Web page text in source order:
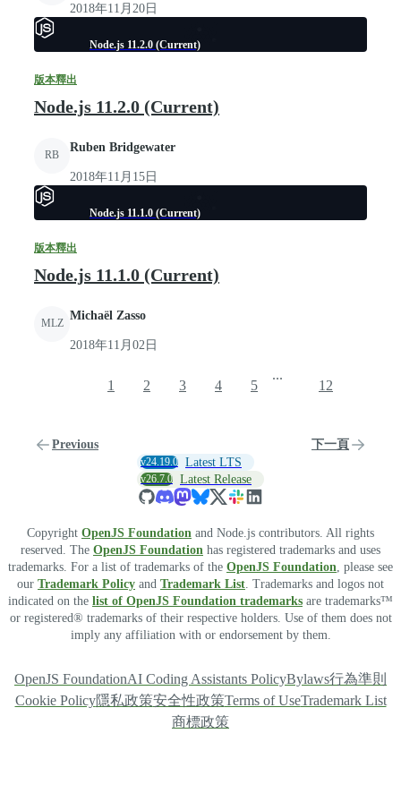
2018年11月20日
Node.js 11.2.0 (Current)
版本釋出
Node.js 11.2.0 (Current)
RB
Ruben Bridgewater
2018年11月15日
Node.js 11.1.0 (Current)
版本釋出
Node.js 11.1.0 (Current)
MLZ
Michaël Zasso
2018年11月02日
Previous
1 2 3 4 5
...
12
下一頁
v24.19.0 Latest LTS
v26.7.0 Latest Release
Copyright OpenJS Foundation and Node.js contributors. All rights
reserved. The OpenJS Foundation has registered trademarks and uses
trademarks. For a list of trademarks of the OpenJS Foundation , please see
our Trademark Policy and Trademark List . Trademarks and logos not
indicated on the list of OpenJS Foundation trademarks are trademarks™
or registered® trademarks of their respective holders. Use of them does not
imply any affiliation with or endorsement by them.
OpenJS FoundationAI Coding Assistants PolicyBylaws行為準則
Cookie Policy隱私政策安全性政策Terms of UseTrademark List
商標政策